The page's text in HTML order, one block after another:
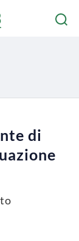
di